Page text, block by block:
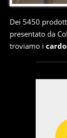
Dei 5450
presentato da
troviamo i